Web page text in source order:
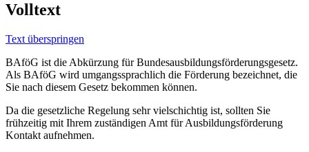
Volltext
Text überspringen
BAföG ist die Abkürzung für Bundesausbildungsförderungsgesetz.
Als BAföG wird umgangssprachlich die Förderung bezeichnet, die
Sie nach diesem Gesetz bekommen können.
Da die gesetzliche Regelung sehr vielschichtig ist, sollten Sie
frühzeitig mit Ihrem zuständigen Amt für Ausbildungsförderung
Kontakt aufnehmen.